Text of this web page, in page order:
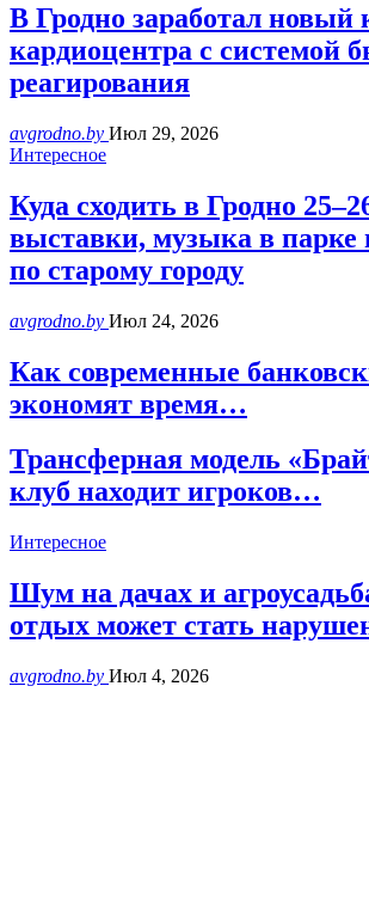
В Гродно заработал новый
кардиоцентра с системой
реагирования
avgrodno.by Июл 29, 2026
Интересное
Куда сходить в Гродно
выставки, музыка в парке
по старому городу
avgrodno.by Июл 24, 2026
Как современные
экономят время…
Трансферная модель
клуб находит игроков…
Интересное
Шум на дачах и
отдых может стать
avgrodno.by Июл 4, 2026